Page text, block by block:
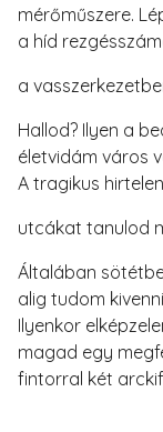
mérőműszere.
a híd
a
Hallod? Ilyen a
életvidám város
A tragikus
utcákat tanulod
Általában
alig tudom
Ilyenkor
magad egy
fintorral két